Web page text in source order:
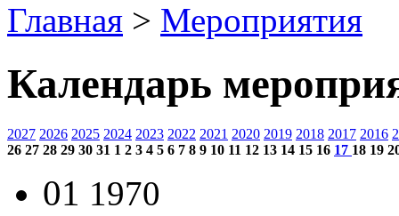
Главная > Мероприятия
Календарь
2027 2026 2025 2024 2023 2022 2021 2020 2019 2018 2017 2016
26 27 28 29 30 31 1 2 3 4 5 6 7 8 9 10 11 12 13 14 15 16 17 18 19
01 1970